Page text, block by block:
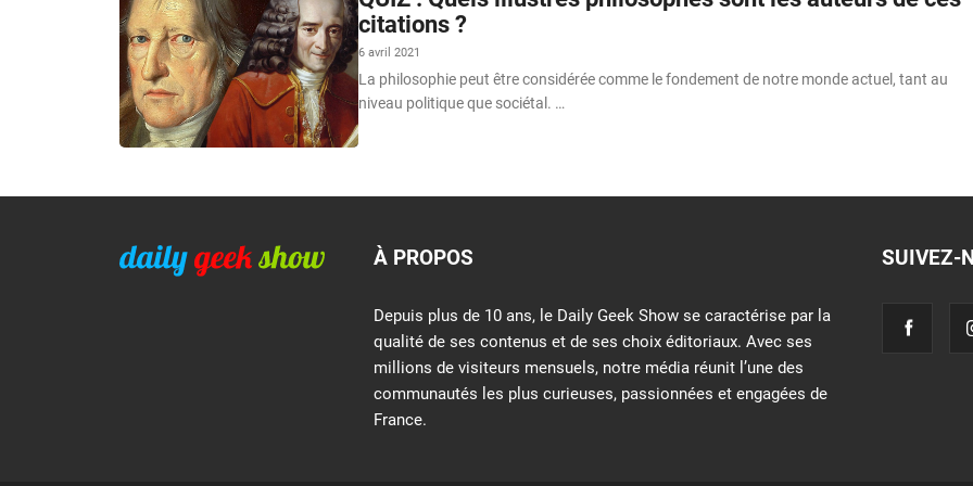
citations ?
6 avril 2021
La philosophie peut être considérée comme le fondement de notre monde actuel, tant au
niveau politique que sociétal. …
À PROPOS
Depuis plus de 10 ans, le Daily Geek Show se caractérise par la
qualité de ses contenus et de ses choix éditoriaux. Avec ses
millions de visiteurs mensuels, notre média réunit l’une des
communautés les plus curieuses, passionnées et engagées de
France.
SUIVEZ-